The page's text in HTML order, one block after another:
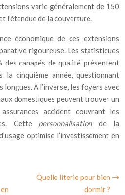
varie généralement de 150
l’étendue de la couverture.
économique de ces extensions
rigoureuse. Les statistiques
des canapés de qualité présentent
la cinquième année, questionnant
longues. À l’inverse, les foyers avec
domestiques peuvent trouver un
accident couvrant les
Cette personnalisationde la
optimise l’investissement en
Quelle literie pour bien
dormir ?